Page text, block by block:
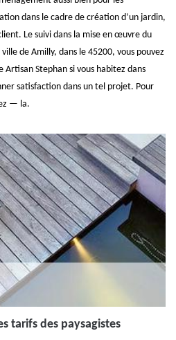
dans le cadre de création d’un jardin,
Le suivi dans la mise en œuvre du
de Amilly, dans le 45200, vous pouvez
Stephan si vous habitez dans
satisfaction dans un tel projet. Pour
— la.
tarifs des paysagistes